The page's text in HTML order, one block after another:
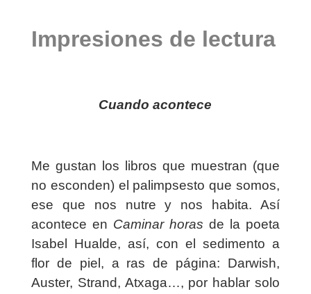
Impresiones de lectura
Cuando acontece
Me gustan los libros que muestran (que
no esconden) el palimpsesto que somos,
ese que nos nutre y nos habita. Así
acontece en Caminar horas de la poeta
Isabel Hualde, así, con el sedimento a
flor de piel, a ras de página: Darwish,
Auster, Strand, Atxaga…, por hablar solo